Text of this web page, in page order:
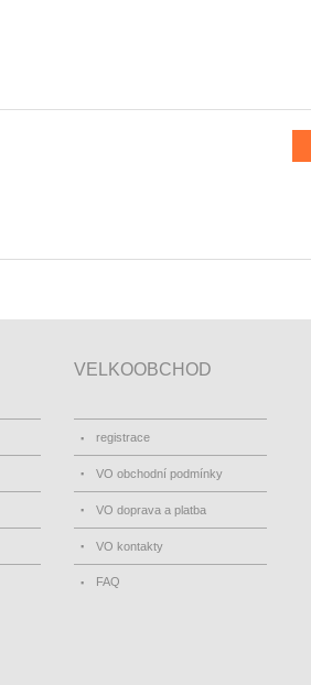
VELKOOBCHOD
registrace
VO obchodní podmínky
VO doprava a platba
VO kontakty
FAQ